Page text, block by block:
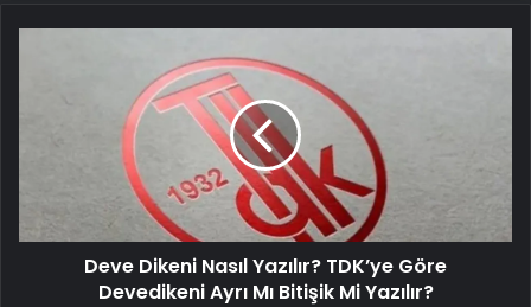
Mı
Deve Dikeni Nasıl Yazılır? TDK’ye Göre
Devedikeni Ayrı Mı Bitişik Mi Yazılır?